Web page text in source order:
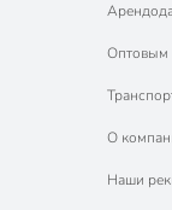
Оптовым
О
Наши